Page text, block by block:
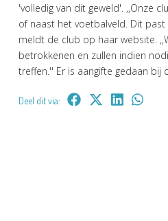
'volledig van dit geweld'. ,,Onze
of naast het voetbalveld. Dit past
meldt de club op haar website.
betrokkenen en zullen indien
treffen.'' Er is aangifte gedaan bij
Deel dit via: